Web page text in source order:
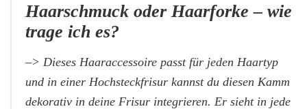
Haarschmuck oder Haarforke – wie
trage ich es?
–> Dieses Haaraccessoire passt für jeden Haartyp
und in einer Hochsteckfrisur kannst du diesen Kamm
dekorativ in deine Frisur integrieren. Er sieht in jede